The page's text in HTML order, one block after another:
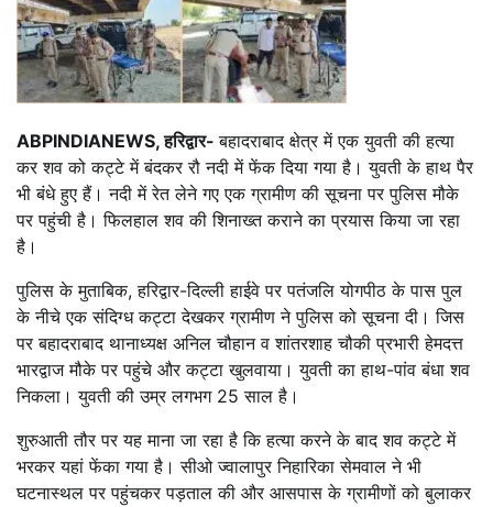
ABPINDIANEWS, हरिद्वार-बहादराबाद क्षेत्र में एक युवती की हत्या
कर शव को कट्टे में बंदकर रौ नदी में फेंक दिया गया है। युवती के हाथ पैर
भी बंधे हुए हैं। नदी में रेत लेने गए एक ग्रामीण की सूचना पर पुलिस मौके
पर पहुंची है। फिलहाल शव की शिनाख्त कराने का प्रयास किया जा रहा
है।
पुलिस के मुताबिक, हरिद्वार-दिल्ली हाईवे पर पतंजलि योगपीठ के पास पुल
के नीचे एक संदिग्ध कट्टा देखकर ग्रामीण ने पुलिस को सूचना दी। जिस
पर बहादराबाद थानाध्यक्ष अनिल चौहान व शांतरशाह चौकी प्रभारी हेमदत्त
भारद्वाज मौके पर पहुंचे और कट्टा खुलवाया। युवती का हाथ-पांव बंधा शव
निकला। युवती की उम्र लगभग 25 साल है।
शुरुआती तौर पर यह माना जा रहा है कि हत्या करने के बाद शव कट्टे में
भरकर यहां फेंका गया है। सीओ ज्वालापुर निहारिका सेमवाल ने भी
घटनास्थल पर पहुंचकर पड़ताल की और आसपास के ग्रामीणों को बुलाकर